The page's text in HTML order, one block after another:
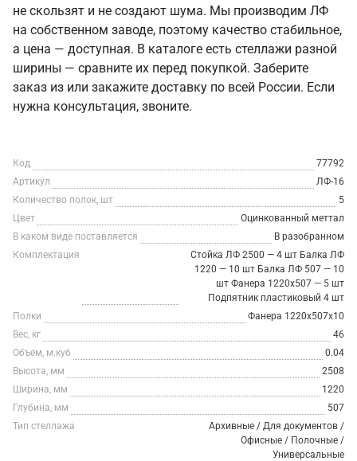
не скользят и не создают шума. Мы производим ЛФ
на собственном заводе, поэтому качество стабильное,
а цена — доступная. В каталоге есть стеллажи разной
ширины — сравните их перед покупкой. Заберите
заказ из или закажите доставку по всей России. Если
нужна консультация, звоните.
Код
77792
Артикул
ЛФ-16
Количество полок, шт
5
Цвет
Оцинкованный меттал
В каком виде поставляется
В разобранном
Комплектация
Стойка ЛФ 2500 — 4 шт Балка ЛФ
1220 — 10 шт Балка ЛФ 507 — 10
шт Фанера 1220х507 — 5 шт
Подпятник пластиковый 4 шт
Полки
Фанера 1220х507х10
Вес, кг
46
Объем, м.куб
0.04
Высота, мм
2508
Ширина, мм
1220
Глубина, мм
507
Тип стеллажа
Архивные / Для документов /
Офисные / Полочные /
Универсальные